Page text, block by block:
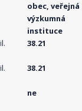
obec, veřejná
výzkumná
instituce
38.21
38.21
ne